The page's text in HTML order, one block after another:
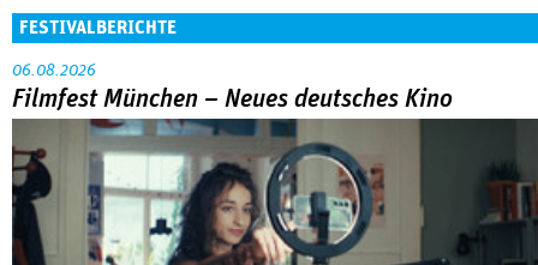
FESTIVALBERICHTE
06.08.2026
Filmfest München – Neues deutsches Kino